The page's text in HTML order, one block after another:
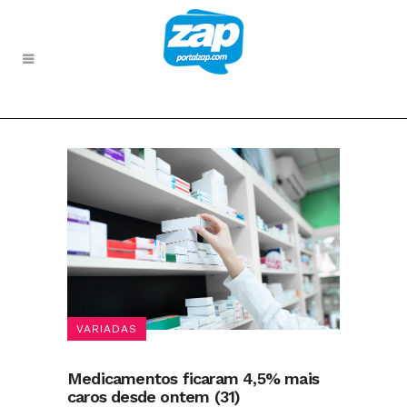
VARIADAS
Medicamentos ficaram 4,5% mais
caros desde ontem (31)